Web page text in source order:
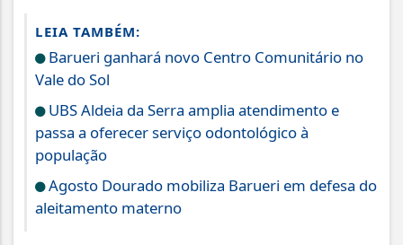
LEIA TAMBÉM:
Barueri ganhará novo Centro Comunitário no
Vale do Sol
UBS Aldeia da Serra amplia atendimento e
passa a oferecer serviço odontológico à
população
Agosto Dourado mobiliza Barueri em defesa do
aleitamento materno